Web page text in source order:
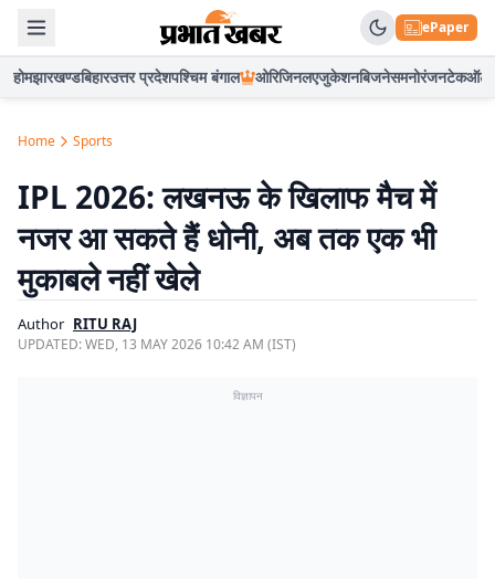
ePaper
होमझारखण्डबिहारउत्तर प्रदेशपश्चिम बंगाल ओरिजिनलएजुकेशनबिजनेसमनोरंजनटेकऑटो
Home Sports
IPL 2026: लखनऊ के खिलाफ मैच में
नजर आ सकते हैं धोनी, अब तक एक भी
मुकाबले नहीं खेले
Author RITU RAJ
UPDATED:WED, 13 MAY 2026 10:42 AM (IST)
विज्ञापन